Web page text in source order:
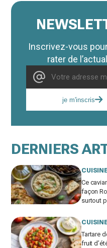
Inscrivez-vous
rater de
je m'inscris
DERNIERS
Ce
façon
surtout
Tartare
fruit